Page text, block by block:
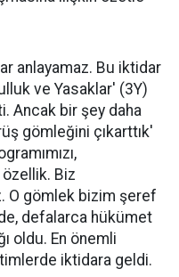
anlayamaz. Bu iktidar
ve Yasaklar' (3Y)
Ancak bir şey daha
gömleğini çıkarttık'
özellik. Biz
O gömlek bizim şeref
defalarca hükümet
oldu. En önemli
iktidara geldi.